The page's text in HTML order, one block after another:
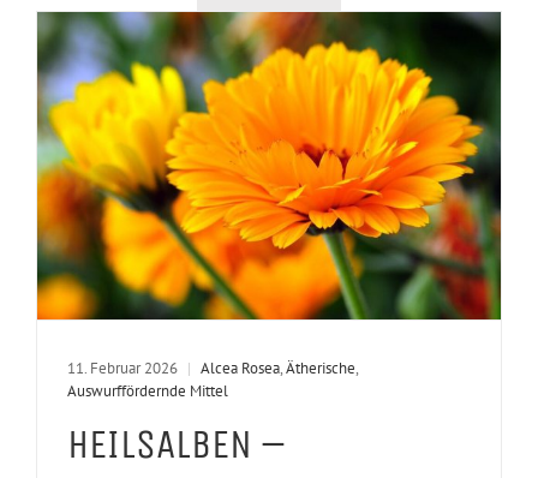
11. Februar 2026 | Alcea Rosea,Ätherische,
Auswurffördernde Mittel
HEILSALBEN –